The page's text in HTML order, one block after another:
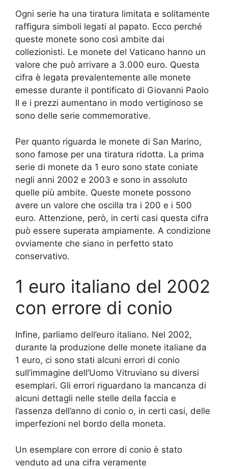
Ogni serie ha una tiratura limitata e solitamente
raffigura simboli legati al papato. Ecco perché
queste monete sono così ambite dai
collezionisti. Le monete del Vaticano hanno un
valore che può arrivare a 3.000 euro. Questa
cifra è legata prevalentemente alle monete
emesse durante il pontificato di Giovanni Paolo
II e i prezzi aumentano in modo vertiginoso se
sono delle serie commemorative.
Per quanto riguarda le monete di San Marino,
sono famose per una tiratura ridotta. La prima
serie di monete da 1 euro sono state coniate
negli anni 2002 e 2003 e sono in assoluto
quelle più ambite. Queste monete possono
avere un valore che oscilla tra i 200 e i 500
euro. Attenzione, però, in certi casi questa cifra
può essere superata ampiamente. A condizione
ovviamente che siano in perfetto stato
conservativo.
1 euro italiano del 2002
con errore di conio
Infine, parliamo dell’euro italiano. Nel 2002,
durante la produzione delle monete italiane da
1 euro, ci sono stati alcuni errori di conio
sull’immagine dell’Uomo Vitruviano su diversi
esemplari. Gli errori riguardano la mancanza di
alcuni dettagli nelle stelle della faccia e
l’assenza dell’anno di conio o, in certi casi, delle
imperfezioni nel bordo della moneta.
Un esemplare con errore di conio è stato
venduto ad una cifra veramente